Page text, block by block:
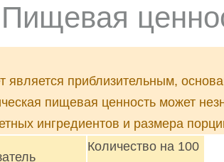
является приблизительным,
пищевая ценность может
ингредиентов и размера
Количество на 100